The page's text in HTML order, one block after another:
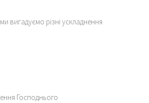
вигадуємо різні ускладнення
Господнього